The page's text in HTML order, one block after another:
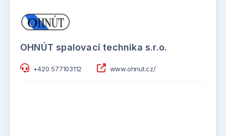
OHNÚT spalovací technika s.r.o.
+420 577103112 www.ohnut.cz/